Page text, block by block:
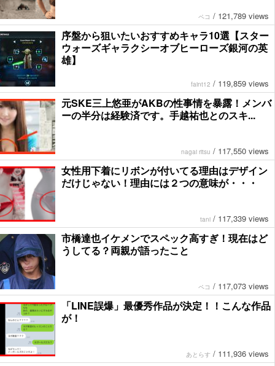
ペコ / 121,789 views
序盤から狙いたいおすすめキャラ10選【スター
ウォーズギャラクシーオブヒーローズ銀河の英
雄】
faint12 / 119,859 views
元SKE三上悠亜がAKBの性事情を暴露！メンバ
ーの半分は経験済です。手越祐也とのスキ...
nagai ritsu / 117,550 views
女性用下着にリボンが付いてる理由はデザイン
だけじゃない！理由には２つの意味が・・・
tani / 117,339 views
市橋達也イケメンでスペック高すぎ！現在はど
うしてる？両親が語ったこと
ペコ / 117,073 views
「LINE誤爆」最優秀作品が決定！！こんな作品
が！
あとらす / 111,936 views